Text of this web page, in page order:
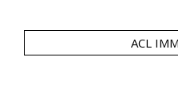
ACL